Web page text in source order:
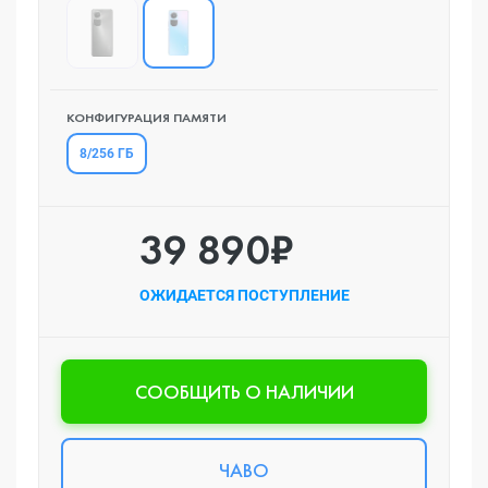
КОНФИГУРАЦИЯ ПАМЯТИ
8/256 ГБ
39 890₽
ОЖИДАЕТСЯ ПОСТУПЛЕНИЕ
CООБЩИТЬ О НАЛИЧИИ
ЧАВО